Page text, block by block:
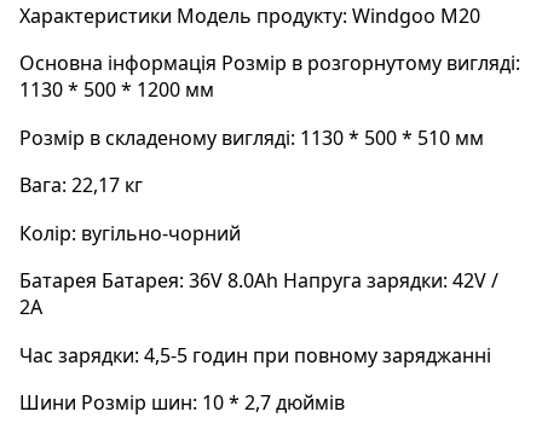
Характеристики Модель продукту: Windgoo M20
Основна інформація Розмір в розгорнутому вигляді:
1130 * 500 * 1200 мм
Розмір в складеному вигляді: 1130 * 500 * 510 мм
Вага: 22,17 кг
Колір: вугільно-чорний
Батарея Батарея: 36V 8.0Ah Напруга зарядки: 42V /
2A
Час зарядки: 4,5-5 годин при повному заряджанні
Шини Розмір шин: 10 * 2,7 дюймів